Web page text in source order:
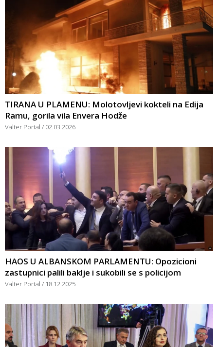
TIRANA U PLAMENU: Molotovljevi kokteli na Edija
Ramu, gorila vila Envera Hodže
Valter Portal 02.03.2026
HAOS U ALBANSKOM PARLAMENTU: Opozicioni
zastupnici palili baklje i sukobili se s policijom
Valter Portal 18.12.2025